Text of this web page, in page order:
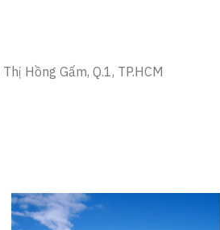
Hồng Gấm, Q.1, TP.HCM